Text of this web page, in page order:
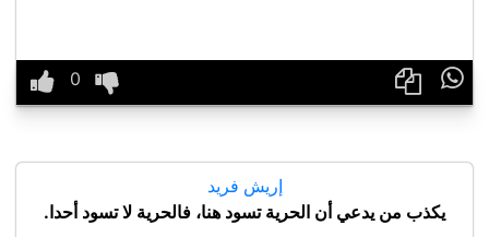

إريش فريد
يكذب من يدعي أن الحرية تسود هنا، فالحرية لا تسود أحدا.